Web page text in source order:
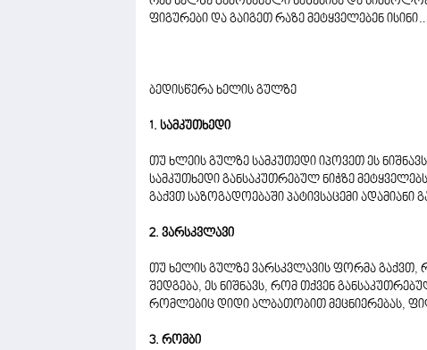
ფიგურები და გაიგეთ რაზე მეტყველებენ ისინი…
ბედისწერა ხელის გულზე
1. სამკუთხედი
თუ ხლეის გულზე სამკუთედი იპოვეთ ეს
სამკუთხედი განსაკუთრებულ ნიჭზე
გაქვთ საზოგადოებაში პატივსაცემი ადამიანი
2. ვარსკვლავი
თუ ხელის გულზე ვარსკვლავის ფორმა გაქვთ,
შედგება, ეს ნიშნავს, რომ თქვენ
რომლებიც დიდი ალბათობით მეცნიერებას,
3. რომბი